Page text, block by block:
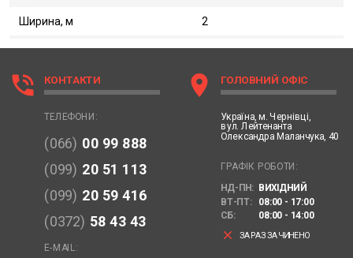
Ширина, м 2
phone_in_talk КОНТАКТИ
ТЕЛЕФОНИ:
(066) 00 99 888
(099) 20 51 113
(099) 20 59 416
(0372) 58 43 43
E-MAIL:
location_on ГОЛОВНИЙ ОФІС
Україна, м. Чернівці,
вул. Лейтенанта
Олександра Маланчука, 40
ГРАФІК РОБОТИ:
НД-ПН: ВИХІДНИЙ
ВТ-ПТ:
08:00 - 17:00
СБ:
08:00 - 14:00
clear ЗАРАЗ ЗАЧИНЕНО